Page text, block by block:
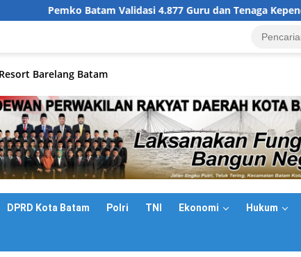
Pemko Batam Validasi 4.877 Guru dan Tenaga Kependidikan,
DPRD Kota Batam Polri TNI Ekonomi Hukum